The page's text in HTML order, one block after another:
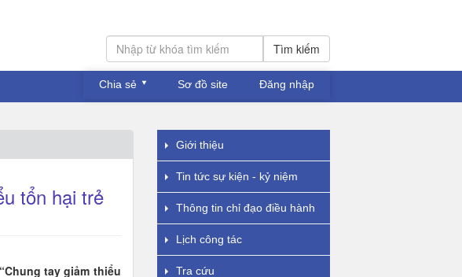
Tìm kiếm
Chia sẻ Sơ đồ site Đăng nhập
tổn hại trẻ
tay giảm thiểu
Giới thiệu
Tin tức sự kiện - kỷ niệm
Thông tin chỉ đạo điều hành
Lịch công tác
Tra cứu